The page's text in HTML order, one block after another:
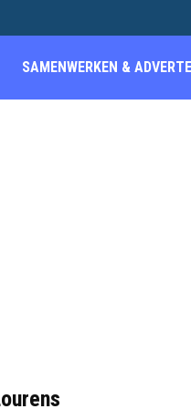
SAMENWERKEN &